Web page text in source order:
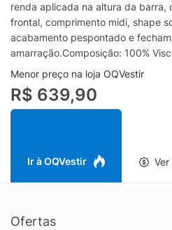
renda aplicada na altura da barra,
frontal, comprimento midi, shape
acabamento pespontado e
amarração.Composição: 100%
Menor preço na loja OQVestir
R$ 639,90
Ir à OQVestir
Ofertas